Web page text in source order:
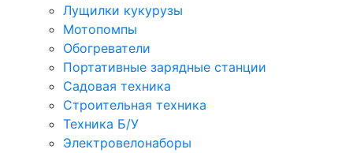
Лущилки кукурузы
Мотопомпы
Обогреватели
Портативные зарядные станции
Садовая техника
Строительная техника
Техника Б/У
Электровелонаборы